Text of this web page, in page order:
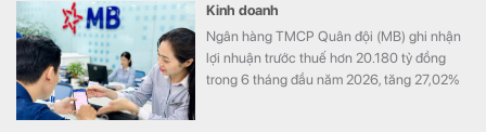
Kinh doanh
Ngân hàng TMCP Quân đội (MB) ghi nhận
lợi nhuận trước thuế hơn 20.180 tỷ đồng
trong 6 tháng đầu năm 2026, tăng 27,02%